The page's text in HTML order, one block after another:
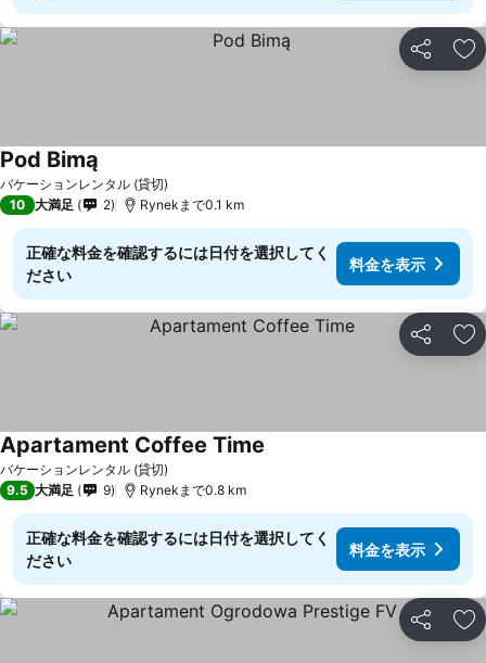
シェア お
バケーションレンタル (貸切)
Pod Bimą
10 大満足 2 Rynekまで0.1 km
正確な料金を確認するには日付を選択してく
ださい
料金を表示
シェア お
バケーションレンタル (貸切)
Apartament Coffee Time
9.5 大満足 9 Rynekまで0.8 km
正確な料金を確認するには日付を選択してく
ださい
料金を表示
シェア お